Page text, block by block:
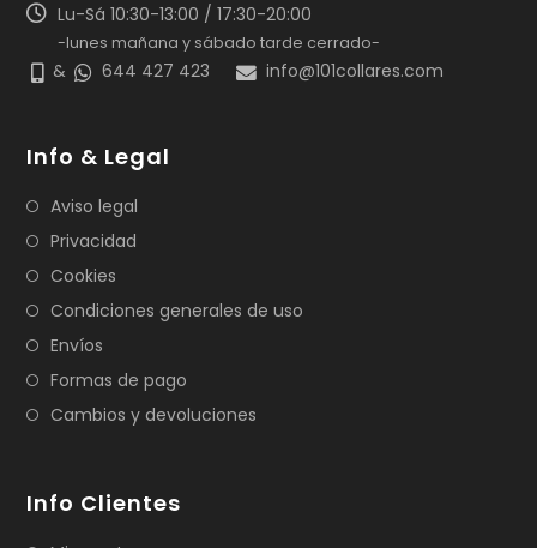
Lu-Sá 10:30-13:00 / 17:30-20:00
-lunes mañana y sábado tarde cerrado-
& 644 427 423 info@101collares.com
Info & Legal
Aviso legal
Privacidad
Cookies
Condiciones generales de uso
Envíos
Formas de pago
Cambios y devoluciones
Info Clientes